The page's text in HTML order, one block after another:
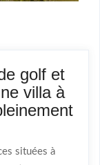
golf et
villa à
situées à